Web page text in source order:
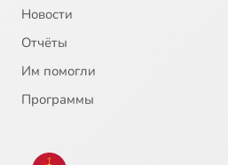
Новости
Отчёты
Им помогли
Программы